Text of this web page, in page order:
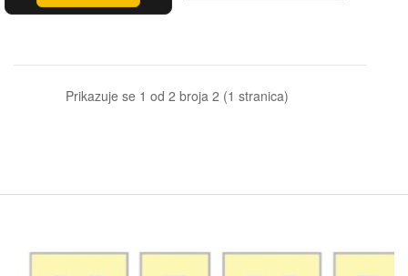
Prikazuje se 1 od 2 broja 2 (1 stranica)